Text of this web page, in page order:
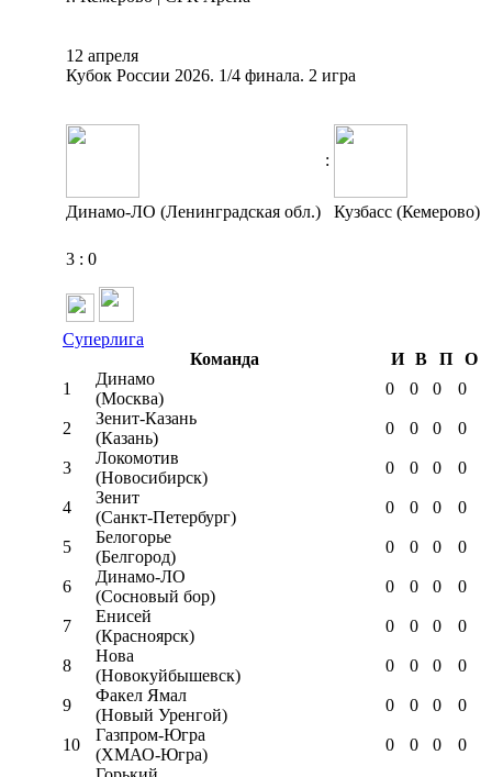
12 апреля
Кубок России 2026. 1/4 финала. 2 игра
:
Динамо-ЛО (Ленинградская обл.) Кузбасс (Кемерово)
3 : 0
Суперлига
Команда
И В П
О
1
Динамо
(Москва)
0 0 0 0
2
Зенит-Казань
(Казань)
0 0 0 0
3
Локомотив
(Новосибирск)
0 0 0 0
4
Зенит
(Санкт-Петербург)
0 0 0 0
5
Белогорье
(Белгород)
0 0 0 0
6
Динамо-ЛО
(Сосновый бор)
0 0 0 0
7
Енисей
(Красноярск)
0 0 0 0
8
Нова
(Новокуйбышевск)
0 0 0 0
9
Факел Ямал
(Новый Уренгой)
0 0 0 0
10
Газпром-Югра
(ХМАО-Югра)
0 0 0 0